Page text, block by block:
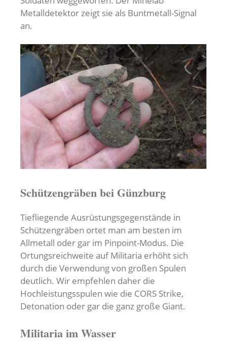
Metalldetektor zeigt sie als Buntmetall-Signal
an.
Schützengräben bei Günzburg
Tiefliegende Ausrüstungsgegenstände in
Schützengräben ortet man am besten im
Allmetall oder gar im Pinpoint-Modus. Die
Ortungsreichweite auf Militaria erhöht sich
durch die Verwendung von großen Spulen
deutlich. Wir empfehlen daher die
Hochleistungsspulen wie die CORS Strike,
Detonation oder gar die ganz große Giant.
Militaria im Wasser